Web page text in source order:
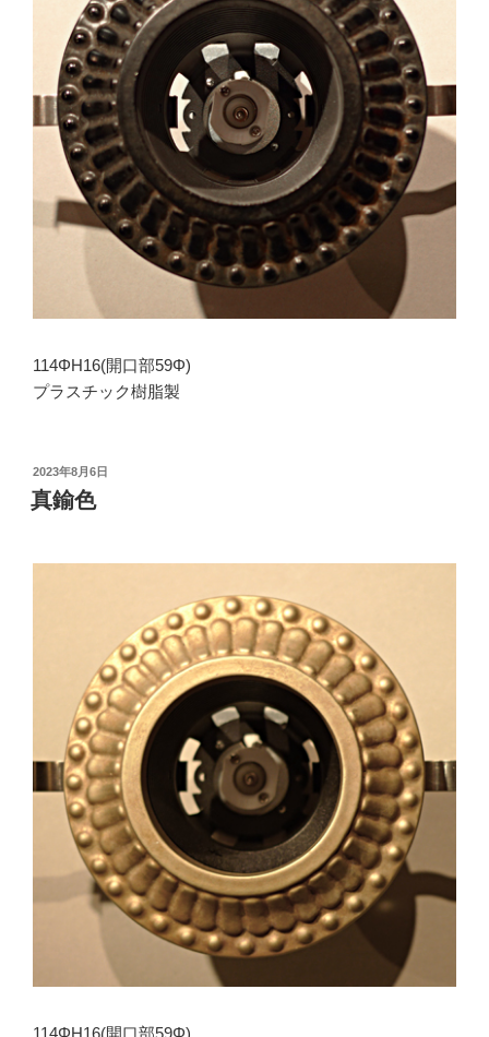
114ΦH16(開口部59Φ)
プラスチック樹脂製
投
稿
日:
2023年8月6日
真鍮色
114ΦH16(開口部59Φ)